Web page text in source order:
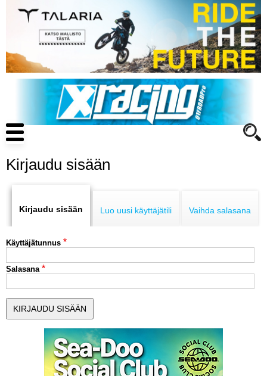
pääsisältöön
Main
navigation
ENDURO
LUE DIGILEHDET
ASIAKASPALVELU JA
Kirjaudu sisään
tabs
Kirjaudu sisään Luo uusi käyttäjätili Vaihda salasana
Käyttäjätunnus
Salasana